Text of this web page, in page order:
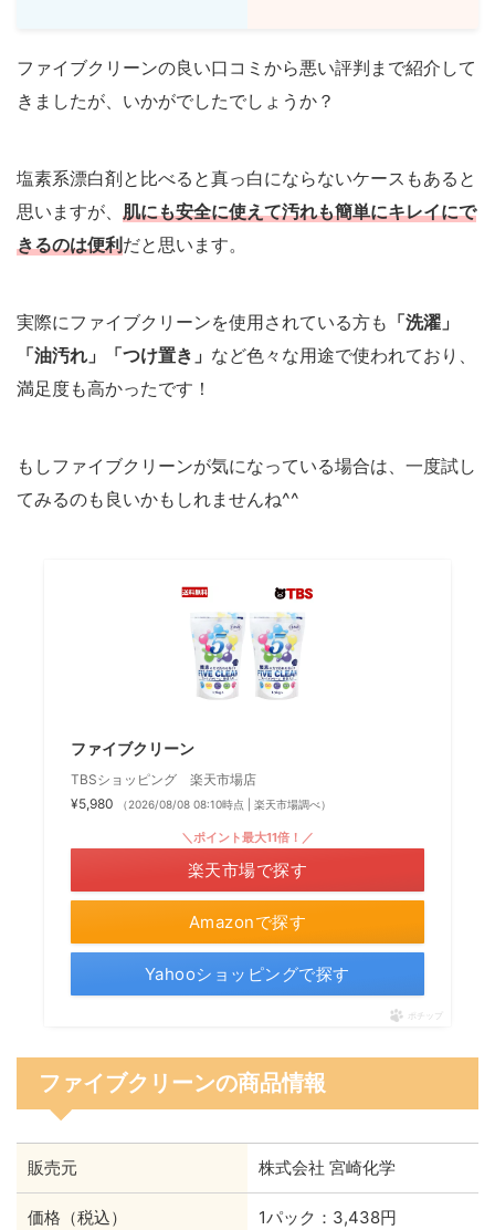
ファイブクリーンの良い口コミから悪い評判まで紹介して
きましたが、いかがでしたでしょうか？
塩素系漂白剤と比べると真っ白にならないケースもあると
思いますが、 肌にも安全に使えて汚れも簡単にキレイにで
きるのは便利だと思います。
実際にファイブクリーンを使用されている方も 「洗濯」
「油汚れ」「つけ置き」 など色々な用途で使われており、
満足度も高かったです！
もしファイブクリーンが気になっている場合は、一度試し
てみるのも良いかもしれませんね^^
ファイブクリーン
TBSショッピング 楽天市場店
¥5,980
（2026/08/08 08:10時点 | 楽天市場調べ）
Amazonで探す
＼ポイント最大11倍！／
楽天市場で探す
Yahooショッピングで探す
ポチップ
ファイブクリーンの商品情報
販売元 株式会社 宮崎化学
価格（税込） 1パック：3,438円